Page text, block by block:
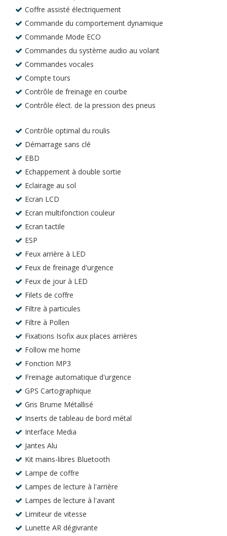
Coffre assisté électriquement
Commande du comportement dynamique
Commande Mode ECO
Commandes du système audio au volant
Commandes vocales
Compte tours
Contrôle de freinage en courbe
Contrôle élect. de la pression des pneus
Contrôle optimal du roulis
Démarrage sans clé
EBD
Echappement à double sortie
Eclairage au sol
Ecran LCD
Ecran multifonction couleur
Ecran tactile
ESP
Feux arrière à LED
Feux de freinage d'urgence
Feux de jour à LED
Filets de coffre
Filtre à particules
Filtre à Pollen
Fixations Isofix aux places arrières
Follow me home
Fonction MP3
Freinage automatique d'urgence
GPS Cartographique
Gris Brume Métallisé
Inserts de tableau de bord métal
Interface Media
Jantes Alu
Kit mains-libres Bluetooth
Lampe de coffre
Lampes de lecture à l'arrière
Lampes de lecture à l'avant
Limiteur de vitesse
Lunette AR dégivrante